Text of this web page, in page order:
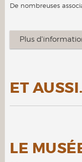
De nombreuses
Plus
ET
LE